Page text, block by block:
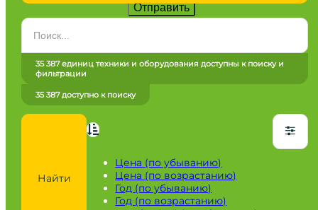
Марка
Все марки
Город / регион
Найти
Цена (по убыванию)
Цена (по возрастанию)
Год (по убыванию)
Год (по возрастанию)
35 387 единиц техники и оборудования доступны к поиску и
фильтрации
35 387 доступно к поиску
Отправить